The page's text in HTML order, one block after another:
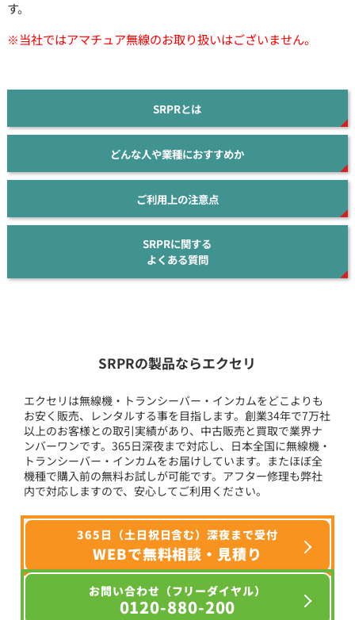
す。
※当社ではアマチュア無線のお取り扱いはございません。
SRPRとは
どんな人や業種におすすめか
ご利用上の注意点
SRPRに関する
よくある質問
SRPRの製品ならエクセリ
エクセリは無線機・トランシーバー・インカムをどこよりも
お安く販売、レンタルする事を目指します。創業34年で7万社
以上のお客様との取引実績があり、中古販売と買取で業界ナ
ンバーワンです。365日深夜まで対応し、日本全国に無線機・
トランシーバー・インカムをお届けしています。またほぼ全
機種で購入前の無料お試しが可能です。アフター修理も弊社
内で対応しますので、安心してご利用ください。
365日（土日祝日含む）深夜まで受付
WEBで無料相談・見積り
お問い合わせ（フリーダイヤル）
0120-880-200